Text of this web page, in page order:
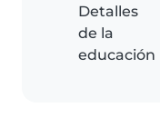
Detalles
de la
educación